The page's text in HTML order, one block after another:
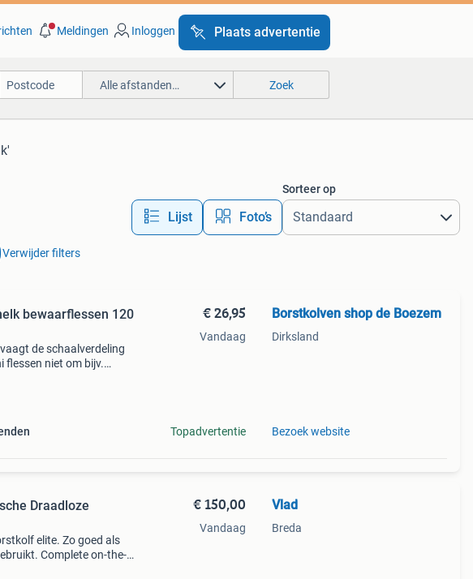
Meldingen Inloggen Plaats advertentie
Alle afstanden… Zoek
Lijst Foto’s
Sorteer op
Verwijder filters
bewaarflessen 120
de schaalverdeling
flessen niet om bijv.
€ 26,95
Vandaag
Topadvertentie
Borstkolven shop de Boezem
Dirksland
Bezoek website
Draadloze
elite. Zo goed als
Complete on-the-
€ 150,00
Vandaag
Vlad
Breda